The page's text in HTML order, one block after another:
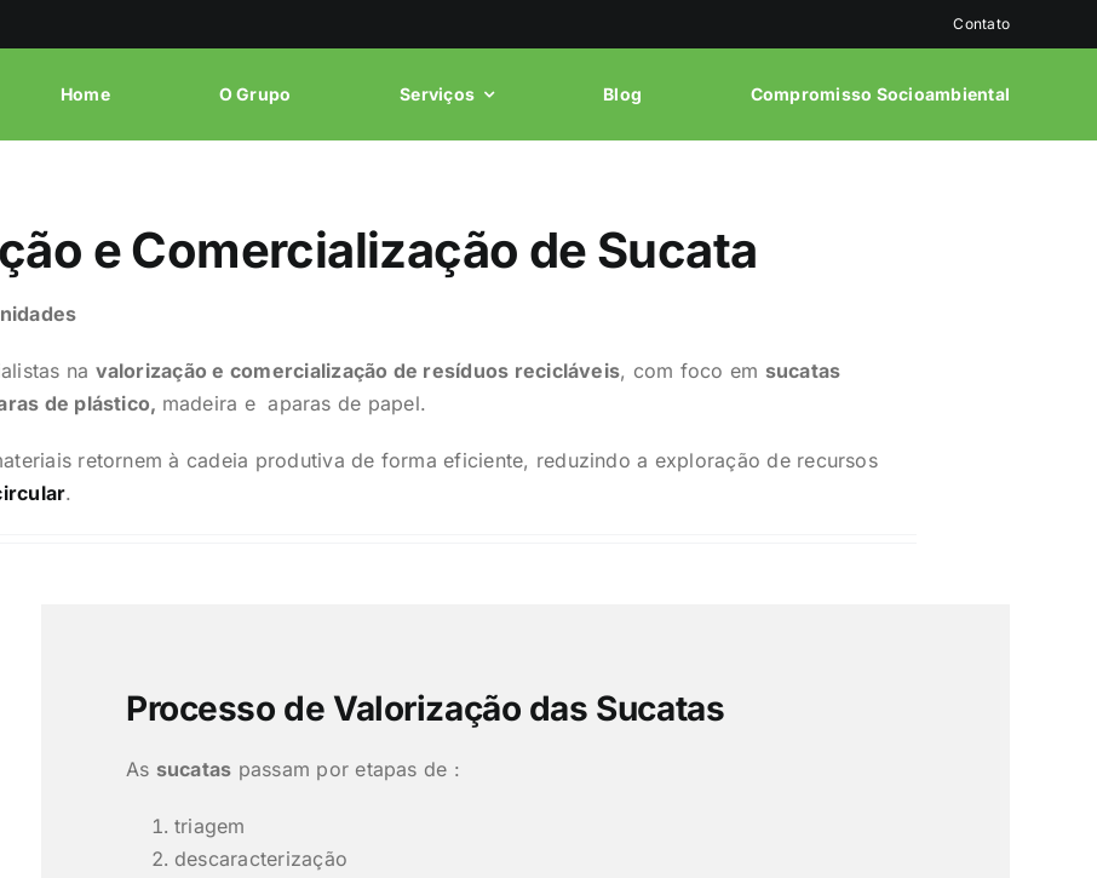
Contato
Home O Grupo Serviços Blog Compromisso Socioambiental
e Comercialização de Sucata
na valorização e comercialização de resíduos recicláveis, com foco em sucatas
de plástico, madeira e aparas de papel.
retornem à cadeia produtiva de forma eficiente, reduzindo a exploração de recursos
.
Processo de Valorização das Sucatas
As sucatas passam por etapas de :
triagem
descaracterização